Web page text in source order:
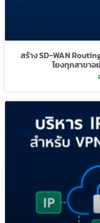
สร้าง SD-WAN
โยงทุกสาขาอ